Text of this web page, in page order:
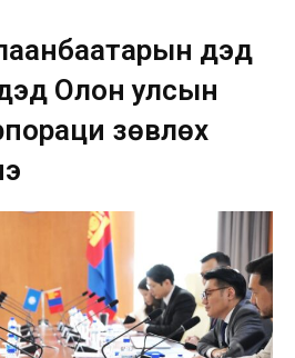
дэд
Олон улсын
зөвлөх